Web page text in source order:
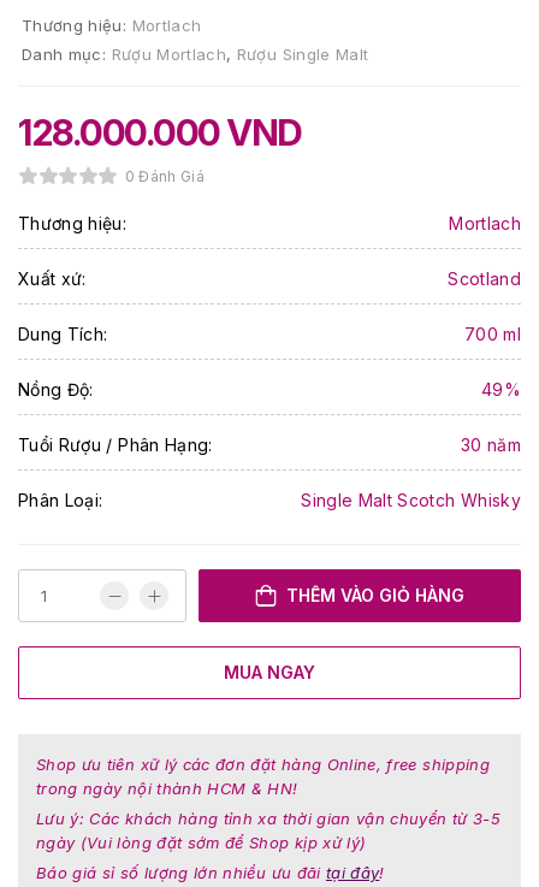
Thương hiệu: Mortlach
Danh mục: Rượu Mortlach, Rượu Single Malt
128.000.000VND
0 Đánh Giá
Thương hiệu: Mortlach
Xuất xứ: Scotland
Dung Tích: 700 ml
Nồng Độ: 49%
Tuổi Rượu / Phân Hạng: 30 năm
Phân Loại: Single Malt Scotch Whisky
THÊM VÀO GIỎ HÀNG
MUA NGAY
Shop ưu tiên xữ lý các đơn đặt hàng Online, free shipping
trong ngày nội thành HCM & HN!
Lưu ý: Các khách hàng tỉnh xa thời gian vận chuyển từ 3-5
ngày (Vui lòng đặt sớm để Shop kịp xử lý)
Báo giá sỉ số lượng lớn nhiều ưu đãi tại đây!